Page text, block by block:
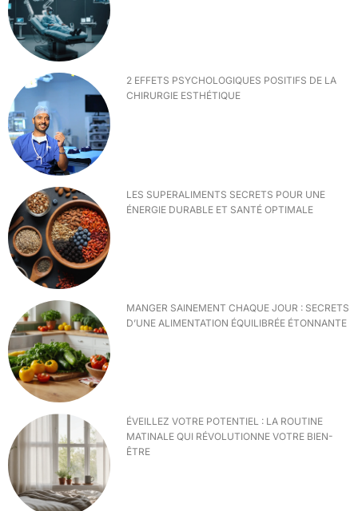
2 EFFETS PSYCHOLOGIQUES POSITIFS DE LA
CHIRURGIE ESTHÉTIQUE
LES SUPERALIMENTS SECRETS POUR UNE
ÉNERGIE DURABLE ET SANTÉ OPTIMALE
MANGER SAINEMENT CHAQUE JOUR : SECRETS
D’UNE ALIMENTATION ÉQUILIBRÉE ÉTONNANTE
ÉVEILLEZ VOTRE POTENTIEL : LA ROUTINE
MATINALE QUI RÉVOLUTIONNE VOTRE BIEN-
ÊTRE